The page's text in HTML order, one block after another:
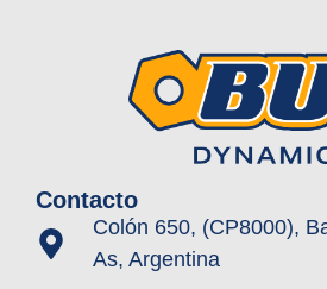
Contacto
Colón 650, (CP8000),
As, Argentina